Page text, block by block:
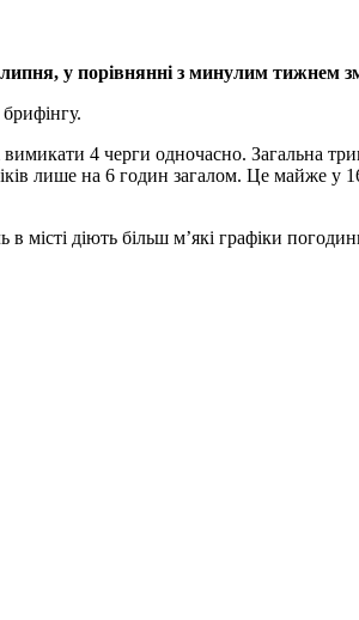
у порівнянні з минулим тижнем
4 черги одночасно. Загальна
лише на 6 годин загалом. Це майже
в місті діють більш м’які графіки